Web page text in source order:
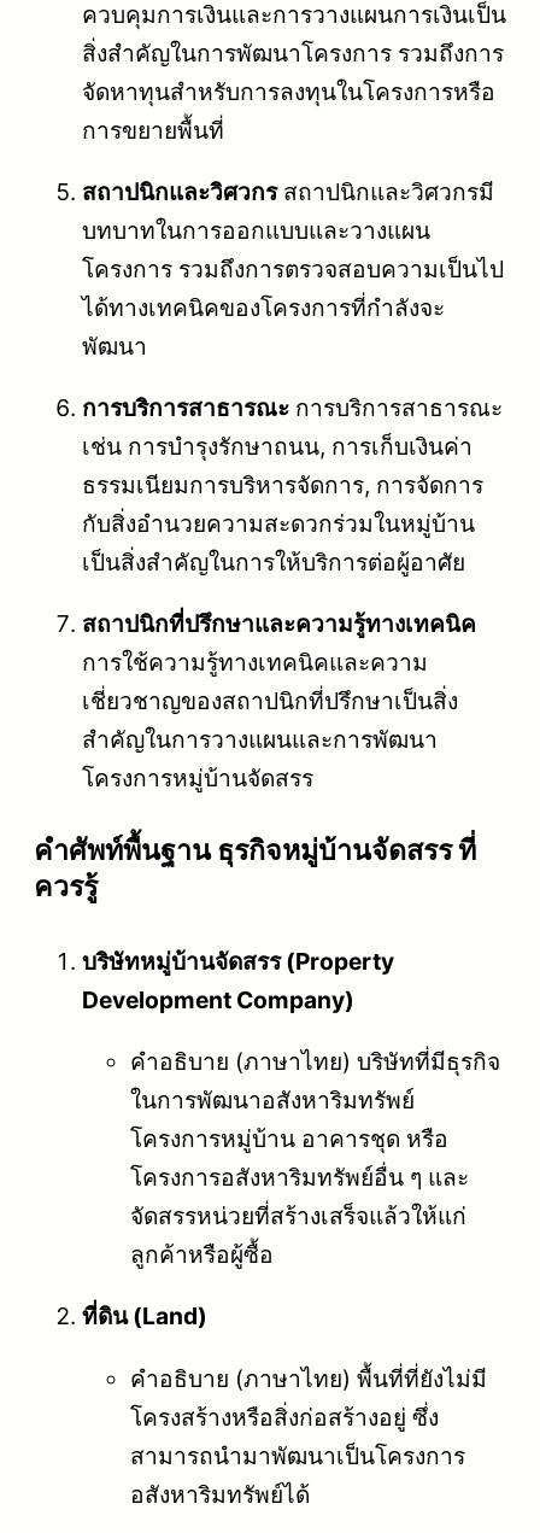
ควบคุมการเงินและการวางแผนการเงินเป็น
สิ่งสำคัญในการพัฒนาโครงการ รวมถึงการ
จัดหาทุนสำหรับการลงทุนในโครงการหรือ
การขยายพื้นที่
สถาปนิกและวิศวกรสถาปนิกและวิศวกรมี
บทบาทในการออกแบบและวางแผน
โครงการ รวมถึงการตรวจสอบความเป็นไป
ได้ทางเทคนิคของโครงการที่กำลังจะ
พัฒนา
การบริการสาธารณะ การบริการสาธารณะ
เช่น การบำรุงรักษาถนน, การเก็บเงินค่า
ธรรมเนียมการบริหารจัดการ, การจัดการ
กับสิ่งอำนวยความสะดวกร่วมในหมู่บ้าน
เป็นสิ่งสำคัญในการให้บริการต่อผู้อาศัย
สถาปนิกที่ปรึกษาและความรู้ทางเทคนิค
การใช้ความรู้ทางเทคนิคและความ
เชี่ยวชาญของสถาปนิกที่ปรึกษาเป็นสิ่ง
สำคัญในการวางแผนและการพัฒนา
โครงการหมู่บ้านจัดสรร
คําศัพท์พื้นฐาน ธุรกิจหมู่บ้านจัดสรร ที่
ควรรู้
บริษัทหมู่บ้านจัดสรร (Property
Development Company)
คำอธิบาย (ภาษาไทย) บริษัทที่มีธุรกิจ
ในการพัฒนาอสังหาริมทรัพย์
โครงการหมู่บ้าน อาคารชุด หรือ
โครงการอสังหาริมทรัพย์อื่น ๆ และ
จัดสรรหน่วยที่สร้างเสร็จแล้วให้แก่
ลูกค้าหรือผู้ซื้อ
ที่ดิน (Land)
คำอธิบาย (ภาษาไทย) พื้นที่ที่ยังไม่มี
โครงสร้างหรือสิ่งก่อสร้างอยู่ ซึ่ง
สามารถนำมาพัฒนาเป็นโครงการ
อสังหาริมทรัพย์ได้